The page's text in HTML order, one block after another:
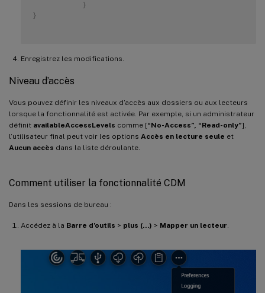
}
}
Enregistrez les modifications.
Niveau d’accès
Vous pouvez définir les niveaux d’accès aux dossiers ou aux lecteurs
lorsque la fonctionnalité est activée. Par exemple, si un administrateur
définit availableAccessLevels comme [“No-Access”, “Read-only”],
l’utilisateur final peut voir les options Accès en lecture seule et
Aucun accès dans la liste déroulante.
Comment utiliser la fonctionnalité CDM
Dans les sessions de bureau :
Accédez à la Barre d’outils > plus (…) > Mapper un lecteur.